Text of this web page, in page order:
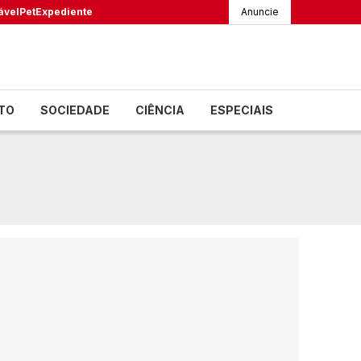
PetExpediente Anuncie
SOCIEDADE CIÊNCIA ESPECIAIS